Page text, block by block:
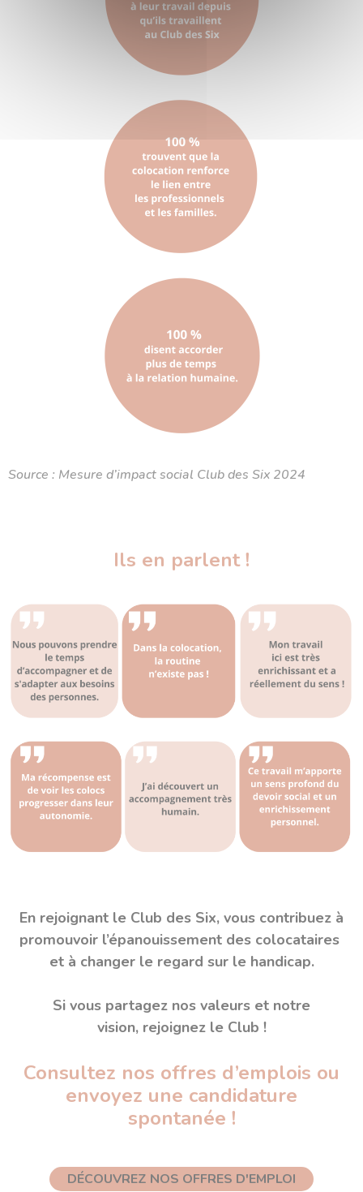
Source : Mesure d’impact social Club des Six 2024
Ils en parlent !
En rejoignant le Club des Six, vous contribuez à
promouvoir l’épanouissement des colocataires
et à changer le regard sur le handicap.
Si vous partagez nos valeurs et notre
vision, rejoignez le Club !
Consultez nos offres d’emplois ou
envoyez une candidature
spontanée !
DÉCOUVREZ NOS OFFRES D'EMPLOI